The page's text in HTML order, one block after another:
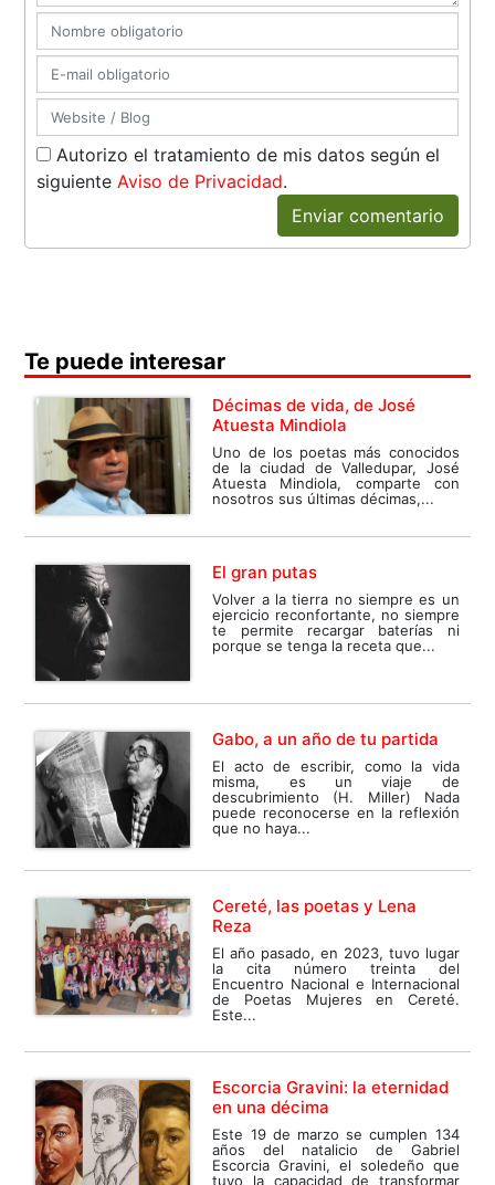
Autorizo el tratamiento de mis datos según el
siguiente Aviso de Privacidad.
Enviar comentario
Te puede interesar
Décimas de vida, de José
Atuesta Mindiola
Uno de los poetas más conocidos
de la ciudad de Valledupar, José
Atuesta Mindiola, comparte con
nosotros sus últimas décimas,...
El gran putas
Volver a la tierra no siempre es un
ejercicio reconfortante, no siempre
te permite recargar baterías ni
porque se tenga la receta que...
Gabo, a un año de tu partida
El acto de escribir, como la vida
misma, es un viaje de
descubrimiento (H. Miller) Nada
puede reconocerse en la reflexión
que no haya...
Cereté, las poetas y Lena
Reza
El año pasado, en 2023, tuvo lugar
la cita número treinta del
Encuentro Nacional e Internacional
de Poetas Mujeres en Cereté.
Este...
Escorcia Gravini: la eternidad
en una décima
Este 19 de marzo se cumplen 134
años del natalicio de Gabriel
Escorcia Gravini, el soledeño que
tuvo la capacidad de transformar